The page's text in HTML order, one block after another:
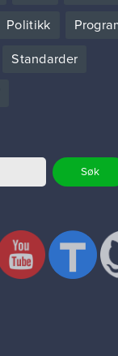
Politikk
Standarder